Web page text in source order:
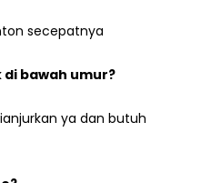
secepatnya
bawah umur?
ya dan butuh